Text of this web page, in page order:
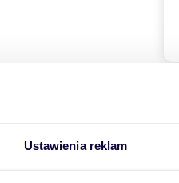
Ustawienia reklam